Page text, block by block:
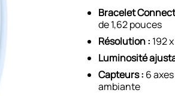
Bracelet
de 1,62 pouces
Résolution : 192
Luminosité
Capteurs : 6
ambiante